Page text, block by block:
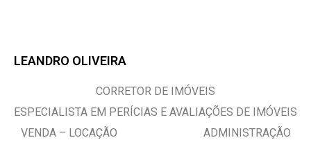
LEANDRO OLIVEIRA
CORRETOR DE IMÓVEIS
ESPECIALISTA EM PERÍCIAS E AVALIAÇÕES DE IMÓVEIS
VENDA – LOCAÇÃO ADMINISTRAÇÃO